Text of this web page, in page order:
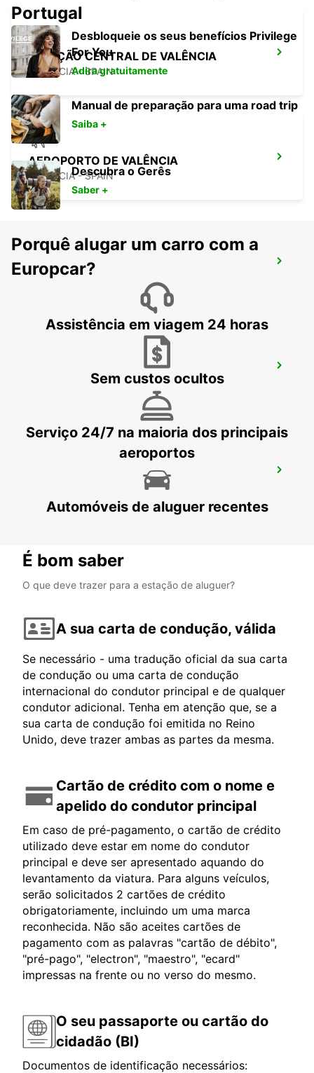
ESTAÇÃO CENTRAL DE VALÊNCIA
VALENCIA - SPAIN
AEROPORTO DE VALÊNCIA
VALENCIA - SPAIN
VALENCIA MANISES
MANISES - SPAIN
ALBACETE - SPAIN
PORTO SAGUNTO DE VALÊNCIA
Portugal
Desbloqueie os seus benefícios Privilege
For You
Adira gratuitamente
Manual de preparação para uma road trip
Saiba +
Descubra o Gerês
Saber +
Porquê alugar um carro com a
Europcar?
Assistência em viagem 24 horas
Sem custos ocultos
Serviço 24/7 na maioria dos principais
aeroportos
Automóveis de aluguer recentes
É bom saber
O que deve trazer para a estação de aluguer?
A sua carta de condução, válida
Se necessário - uma tradução oficial da sua carta
de condução ou uma carta de condução
internacional do condutor principal e de qualquer
condutor adicional. Tenha em atenção que, se a
sua carta de condução foi emitida no Reino
Unido, deve trazer ambas as partes da mesma.
Cartão de crédito com o nome e
apelido do condutor principal
Em caso de pré-pagamento, o cartão de crédito
utilizado deve estar em nome do condutor
principal e deve ser apresentado aquando do
levantamento da viatura. Para alguns veículos,
serão solicitados 2 cartões de crédito
obrigatoriamente, incluindo um uma marca
reconhecida. Não são aceites cartões de
pagamento com as palavras "cartão de débito",
"pré-pago", "electron", "maestro", "ecard"
impressas na frente ou no verso do mesmo.
O seu passaporte ou cartão do
cidadão (BI)
Documentos de identificação necessários: